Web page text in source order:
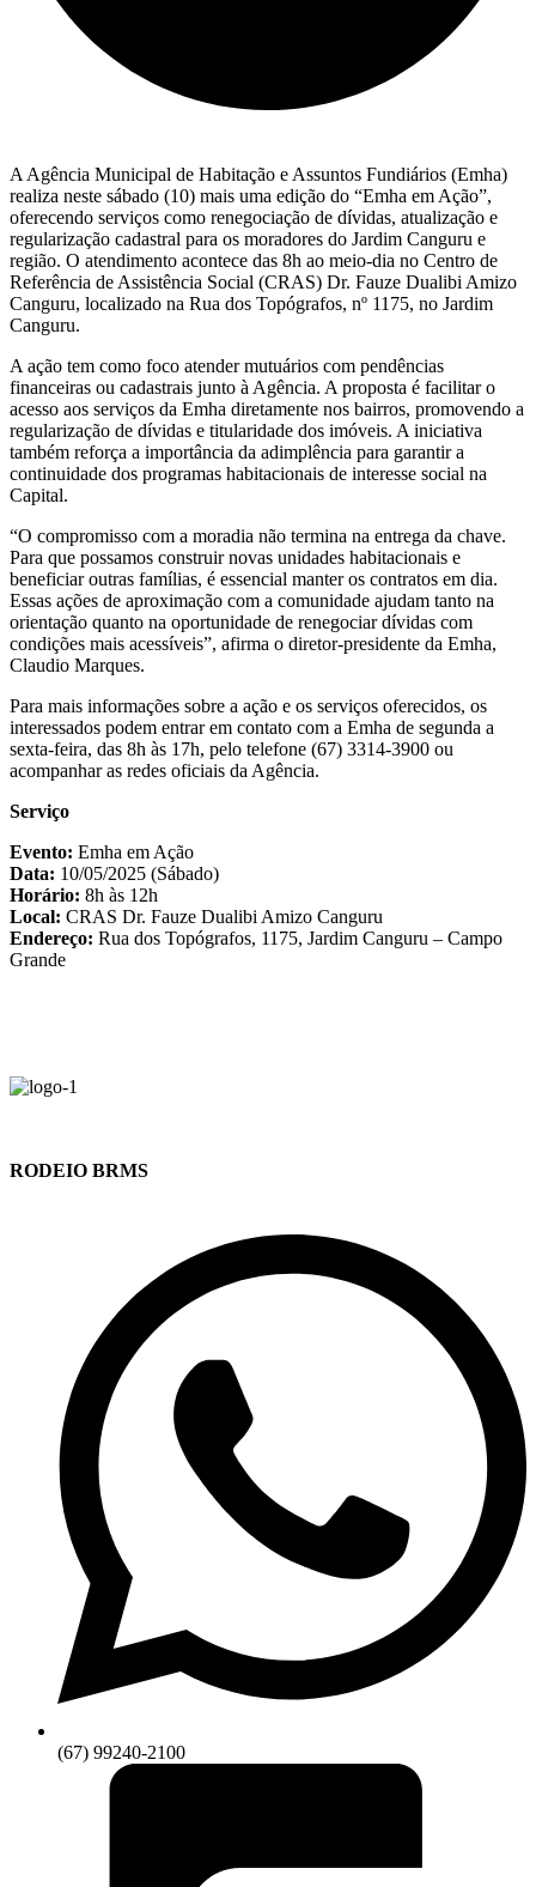
A Agência Municipal de Habitação e Assuntos Fundiários (Emha)
realiza neste sábado (10) mais uma edição do “Emha em Ação”,
oferecendo serviços como renegociação de dívidas, atualização e
regularização cadastral para os moradores do Jardim Canguru e
região. O atendimento acontece das 8h ao meio-dia no Centro de
Referência de Assistência Social (CRAS) Dr. Fauze Dualibi Amizo
Canguru, localizado na Rua dos Topógrafos, nº 1175, no Jardim
Canguru.
A ação tem como foco atender mutuários com pendências
financeiras ou cadastrais junto à Agência. A proposta é facilitar o
acesso aos serviços da Emha diretamente nos bairros, promovendo a
regularização de dívidas e titularidade dos imóveis. A iniciativa
também reforça a importância da adimplência para garantir a
continuidade dos programas habitacionais de interesse social na
Capital.
“O compromisso com a moradia não termina na entrega da chave.
Para que possamos construir novas unidades habitacionais e
beneficiar outras famílias, é essencial manter os contratos em dia.
Essas ações de aproximação com a comunidade ajudam tanto na
orientação quanto na oportunidade de renegociar dívidas com
condições mais acessíveis”, afirma o diretor-presidente da Emha,
Claudio Marques.
Para mais informações sobre a ação e os serviços oferecidos, os
interessados podem entrar em contato com a Emha de segunda a
sexta-feira, das 8h às 17h, pelo telefone (67) 3314-3900 ou
acompanhar as redes oficiais da Agência.
Serviço
Evento: Emha em Ação
Data: 10/05/2025 (Sábado)
Horário: 8h às 12h
Local: CRAS Dr. Fauze Dualibi Amizo Canguru
Endereço: Rua dos Topógrafos, 1175, Jardim Canguru – Campo
Grande
RODEIO BRMS
(67) 99240-2100